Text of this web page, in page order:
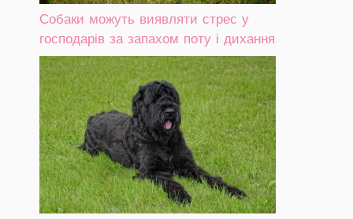
Собаки можуть виявляти стрес у
господарів за запахом поту і дихання